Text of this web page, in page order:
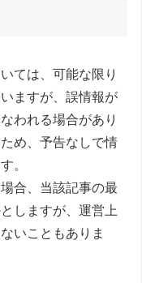
ては、可能な限り
ますが、誤情報が
われる場合があり
め、予告なしで情
。
合、当該記事の最
しますが、運営上
いこともありま